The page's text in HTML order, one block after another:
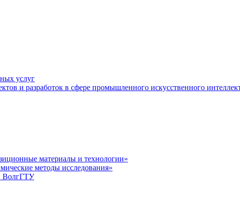
услуг
и разработок в сфере промышленного искусственного
материалы и технологии»
методы исследования»
ВолгГТУ